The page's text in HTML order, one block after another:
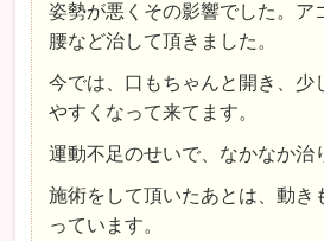
姿勢が悪くその影響でした。ア
腰など治して頂きました。
今では、口もちゃんと開き、少
やすくなって来てます。
運動不足のせいで、なかなか治
施術をして頂いたあとは、動き
っています。